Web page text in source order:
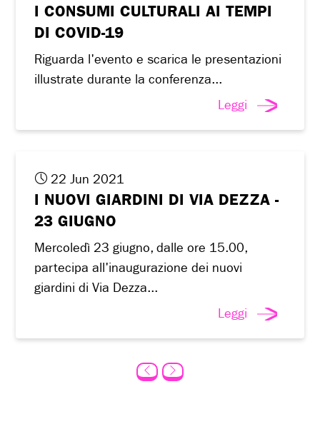
I CONSUMI CULTURALI AI TEMPI
DI COVID-19
Riguarda l'evento e scarica le presentazioni
illustrate durante la conferenza...
Leggi
22 Jun 2021
I NUOVI GIARDINI DI VIA DEZZA -
23 GIUGNO
Mercoledì 23 giugno, dalle ore 15.00,
partecipa all'inaugurazione dei nuovi
giardini di Via Dezza...
Leggi
← →